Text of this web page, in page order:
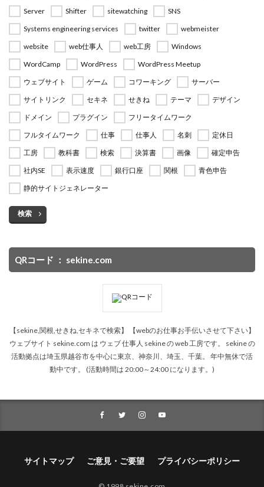
Server
Shifter sitewatching
SNS
Systems engineering services
twitter
webmeister
website
web仕事人 web工房
Windows
WordCamp
WordPress
WordPress Meetup
ウェブサイト
ゲーム コワーキング
サーバー
サイトリンク
セキネ せきね テーマ
デザイン
ドメイン
プラグイン
フリータイムワーク
フルタイムワーク
仕事 仕事人 名刺
定休日
工房
教科書 検索 決算書 画像
確定申告
社内SE
表示速度 銀行口座 関根
青色申告
静的サイトジェネレーター
検索
QRコード ： sekine.com
【sekine,関根,せきね,セキネで検索】 【webのお仕事お手伝いさせて下さい】
ウェブサイト sekine.com は ウェブ 仕事人 sekine の web 工房です。 sekine の
活動拠点は埼玉県越谷市を中心に東京、神奈川、埼玉、千葉。 年中無休で活
動中です。 (活動時間は 20:00～24:00 になります。)
サイトマップ ご意見・ご要望 プライバシーポリシー